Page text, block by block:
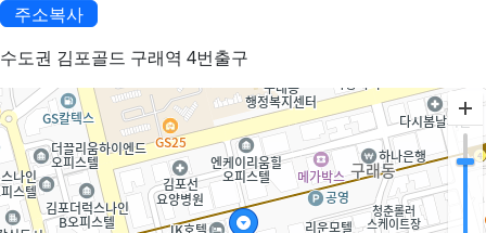
주소복사
수도권 김포골드 구래역 4번출구